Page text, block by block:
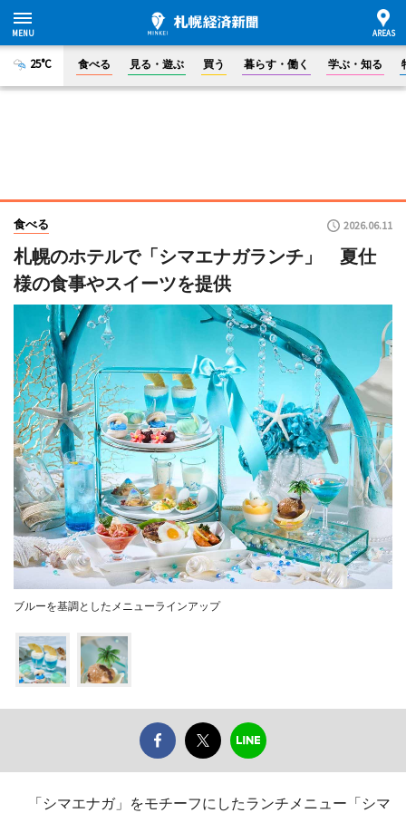
25°C 食べる 見る・遊ぶ 買う 暮らす・働く 学ぶ・知る
食べる 2026.06.11
札幌のホテルで「シマエナガランチ」 夏仕
様の食事やスイーツを提供
ブルーを基調としたメニューラインアップ
「シマエナガ」をモチーフにしたランチメニュー「シマ